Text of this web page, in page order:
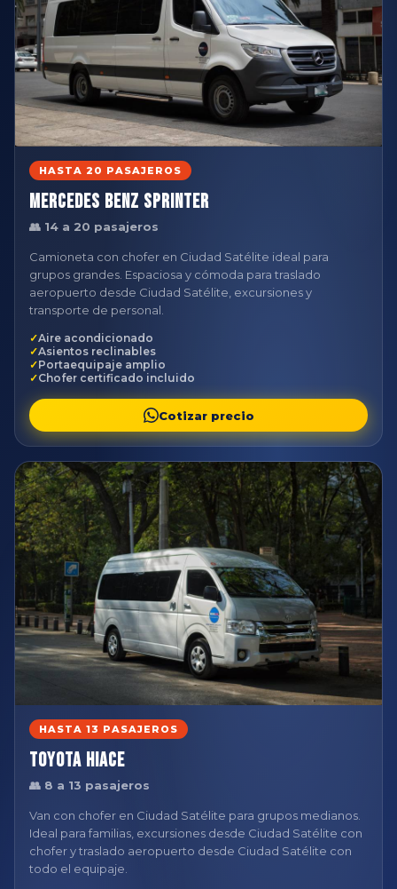
HASTA 20 PASAJEROS
Mercedes Benz Sprinter
👥 14 a 20 pasajeros
Camioneta con chofer en Ciudad Satélite ideal para
grupos grandes. Espaciosa y cómoda para traslado
aeropuerto desde Ciudad Satélite, excursiones y
transporte de personal.
Aire acondicionado
Asientos reclinables
Portaequipaje amplio
Chofer certificado incluido
Cotizar precio
HASTA 13 PASAJEROS
Toyota Hiace
👥 8 a 13 pasajeros
Van con chofer en Ciudad Satélite para grupos medianos.
Ideal para familias, excursiones desde Ciudad Satélite con
chofer y traslado aeropuerto desde Ciudad Satélite con
todo el equipaje.